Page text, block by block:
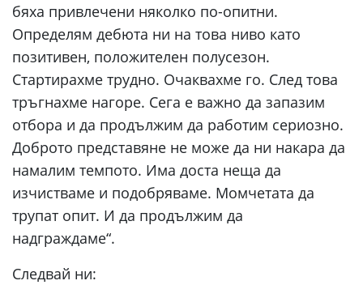
бяха привлечени няколко по-опитни.
Определям дебюта ни на това ниво като
позитивен, положителен полусезон.
Стартирахме трудно. Очаквахме го. След това
тръгнахме нагоре. Сега е важно да запазим
отбора и да продължим да работим сериозно.
Доброто представяне не може да ни накара да
намалим темпото. Има доста неща да
изчистваме и подобряваме. Момчетата да
трупат опит. И да продължим да
надграждаме“.
Следвай ни: